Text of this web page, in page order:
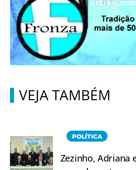
VEJA TAMBÉM
POLÍTICA
Zezinho, Adriana